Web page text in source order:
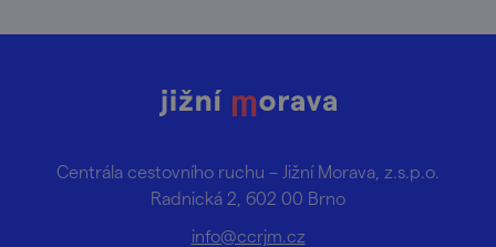
Centrála cestovního ruchu – Jižní Morava, z.s.p.o.
Radnická 2, 602 00 Brno
info@ccrjm.cz